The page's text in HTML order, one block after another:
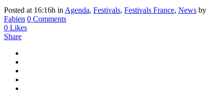
Posted at 16:16h in Agenda, Festivals, Festivals France, News by
Fabien 0 Comments
0 Likes
Share